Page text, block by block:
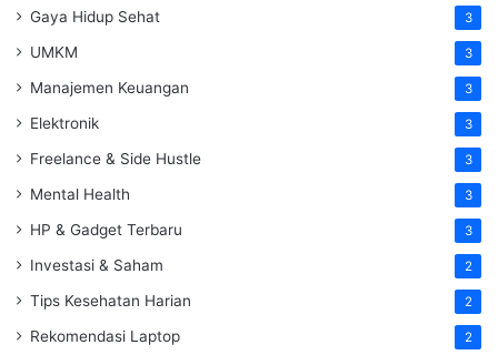
Gaya Hidup Sehat 3
UMKM 3
Manajemen Keuangan 3
Elektronik 3
Freelance & Side Hustle 3
Mental Health 3
HP & Gadget Terbaru 3
Investasi & Saham 2
Tips Kesehatan Harian 2
Rekomendasi Laptop 2